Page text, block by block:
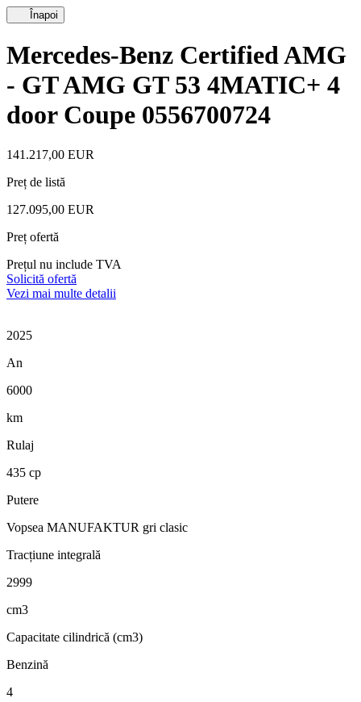
Înapoi
Mercedes-Benz Certified AMG
- GT AMG GT 53 4MATIC+ 4
door Coupe 0556700724
141.217,00 EUR
Preț de listă
127.095,00 EUR
Preț ofertă
Prețul nu include TVA
Solicită ofertă
Vezi mai multe detalii
2025
An
6000
km
Rulaj
435 cp
Putere
Vopsea MANUFAKTUR gri clasic
Tracțiune integrală
2999
cm3
Capacitate cilindrică (cm3)
Benzină
4